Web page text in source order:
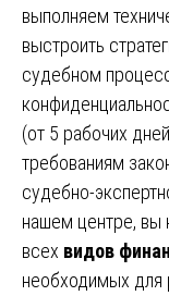
выполняем
выстроить
судебном
(от 5 рабочих
требованиям
судебно-
нашем центре, вы
всех видов
необходимых для